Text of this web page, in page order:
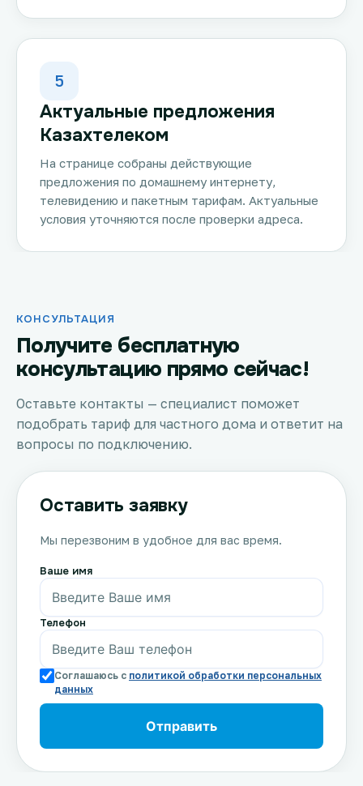
5
Актуальные предложения
Казахтелеком
На странице собраны действующие
предложения по домашнему интернету,
телевидению и пакетным тарифам. Актуальные
условия уточняются после проверки адреса.
КОНСУЛЬТАЦИЯ
Получите бесплатную
консультацию прямо сейчас!
Оставьте контакты — специалист поможет
подобрать тариф для частного дома и ответит на
вопросы по подключению.
Оставить заявку
Мы перезвоним в удобное для вас время.
Ваше имя
Телефон
Соглашаюсь с политикой обработки персональных
данных